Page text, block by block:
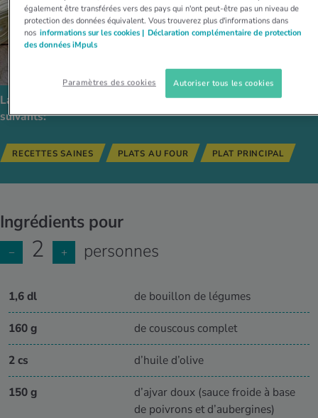
La recette est compatible avec les régimes alimentaires
suivants:
RECETTES SAINES PLATS AU FOUR PLAT PRINCIPAL
Ingrédients pour
− 2 + personnes
1,6 dl de bouillon de légumes
160 g de couscous complet
2 cs d’huile d’olive
150 g
d’ajvar doux (sauce froide à base
de poivrons et d’aubergines)
également être transférées vers des pays qui n'ont peut-être pas un niveau de
protection des données équivalent. Vous trouverez plus d'informations dans
nos informations sur les cookies | Déclaration complémentaire de protection
des données iMpuls
Paramètres des cookies Autoriser tous les cookies